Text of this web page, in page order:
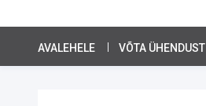
AVALEHELE VÕTA ÜHENDUST